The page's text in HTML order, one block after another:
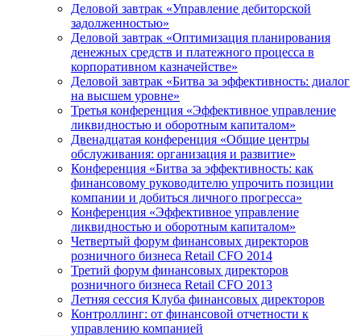
Деловой завтрак «Управление дебиторской
задолженностью»
Деловой завтрак «Оптимизация планирования
денежных средств и платежного процесса в
корпоративном казначействе»
Деловой завтрак «Битва за эффективность: диалог
на высшем уровне»
Третья конференция «Эффективное управление
ликвидностью и оборотным капиталом»
Двенадцатая конференция «Общие центры
обслуживания: организация и развитие»
Конференция «Битва за эффективность: как
финансовому руководителю упрочить позиции
компании и добиться личного прогресса»
Конференция «Эффективное управление
ликвидностью и оборотным капиталом»
Четвертый форум финансовых директоров
розничного бизнеса Retail CFO 2014
Третий форум финансовых директоров
розничного бизнеса Retail CFO 2013
Летняя сессия Клуба финансовых директоров
Контроллинг: от финансовой отчетности к
управлению компанией